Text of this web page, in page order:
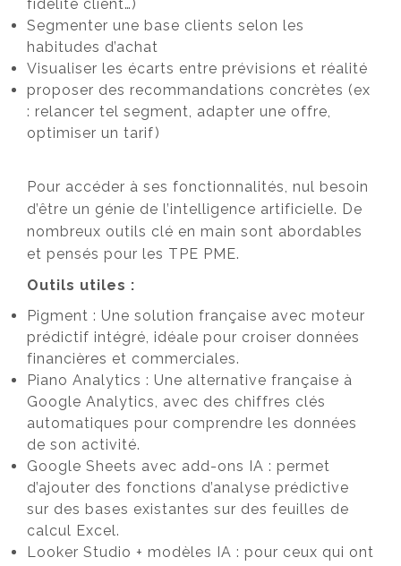
fidélité client…)
Segmenter une base clients selon les
habitudes d’achat
Visualiser les écarts entre prévisions et réalité
proposer des recommandations concrètes (ex
: relancer tel segment, adapter une offre,
optimiser un tarif)
Pour accéder à ses fonctionnalités, nul besoin
d’être un génie de l’intelligence artificielle. De
nombreux outils clé en main sont abordables
et pensés pour les TPE PME.
Outils utiles :
Pigment : Une solution française avec moteur
prédictif intégré, idéale pour croiser données
financières et commerciales.
Piano Analytics : Une alternative française à
Google Analytics, avec des chiffres clés
automatiques pour comprendre les données
de son activité.
Google Sheets avec add-ons IA : permet
d’ajouter des fonctions d’analyse prédictive
sur des bases existantes sur des feuilles de
calcul Excel.
Looker Studio + modèles IA : pour ceux qui ont